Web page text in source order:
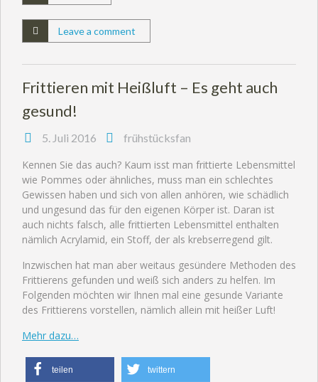
Leave a comment
Frittieren mit Heißluft – Es geht auch
gesund!
5. Juli 2016
frühstücksfan
Kennen Sie das auch? Kaum isst man frittierte Lebensmittel
wie Pommes oder ähnliches, muss man ein schlechtes
Gewissen haben und sich von allen anhören, wie schädlich
und ungesund das für den eigenen Körper ist. Daran ist
auch nichts falsch, alle frittierten Lebensmittel enthalten
nämlich Acrylamid, ein Stoff, der als krebserregend gilt.
Inzwischen hat man aber weitaus gesündere Methoden des
Frittierens gefunden und weiß sich anders zu helfen. Im
Folgenden möchten wir Ihnen mal eine gesunde Variante
des Frittierens vorstellen, nämlich allein mit heißer Luft!
Mehr dazu…
teilen twittern